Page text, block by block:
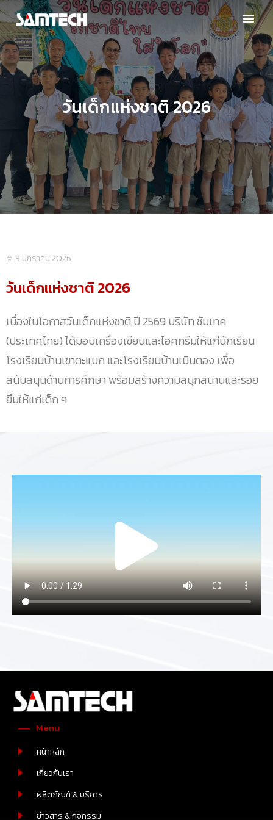
วันเด็กแห่งชาติ 2026
9 มกราคม 2026
วันเด็กแห่งชาติ 2026
เนื่องในโอกาสวันเด็กแห่งชาติ ปี 2569 บริษัท ซัมเทค
(ประเทศไทย) ได้มอบเครื่องเขียนและไอศกรีมให้แก่นักเรียน
โรงเรียนบ้านเขาตะแบก และโรงเรียนบ้านเนินตอง เพื่อ
สนับสนุนด้านการศึกษา พร้อมสร้างความสนุกสนานและรอย
ยิ้มให้แก่เด็ก ๆ
Menu
หน้าหลัก
เกี่ยวกับเรา
ผลิตภัณฑ์ & บริการ
ข่าวสาร & กิจกรรม